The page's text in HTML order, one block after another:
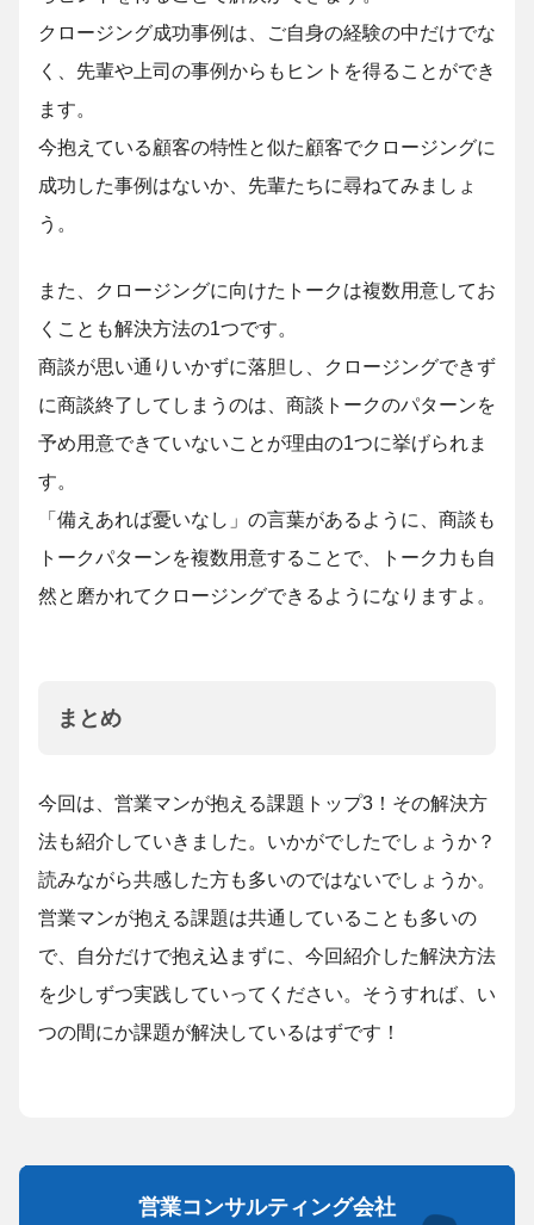
クロージング成功事例は、ご自身の経験の中だけでな
く、先輩や上司の事例からもヒントを得ることができ
ます。
今抱えている顧客の特性と似た顧客でクロージングに
成功した事例はないか、先輩たちに尋ねてみましょ
う。
また、クロージングに向けたトークは複数用意してお
くことも解決方法の1つです。
商談が思い通りいかずに落胆し、クロージングできず
に商談終了してしまうのは、商談トークのパターンを
予め用意できていないことが理由の1つに挙げられま
す。
「備えあれば憂いなし」の言葉があるように、商談も
トークパターンを複数用意することで、トーク力も自
然と磨かれてクロージングできるようになりますよ。
まとめ
今回は、営業マンが抱える課題トップ3！その解決方
法も紹介していきました。いかがでしたでしょうか？
読みながら共感した方も多いのではないでしょうか。
営業マンが抱える課題は共通していることも多いの
で、自分だけで抱え込まずに、今回紹介した解決方法
を少しずつ実践していってください。そうすれば、い
つの間にか課題が解決しているはずです！
営業コンサルティング会社